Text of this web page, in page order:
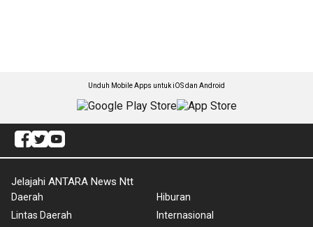
Unduh Mobile Apps untuk iOS dan Android
Jelajahi ANTARA News Ntt
Daerah
Lintas Daerah
Hiburan
Internasional